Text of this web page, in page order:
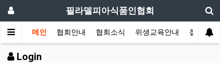
필라델피아식품인협회
메인 협회안내 협회소식 위생교육안내 질의답변
Login